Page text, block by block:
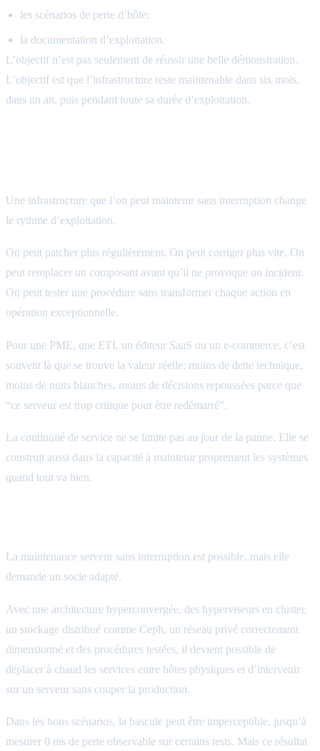
les scénarios de perte d’hôte;
la documentation d’exploitation.
L’objectif n’est pas seulement de réussir une belle démonstration.
L’objectif est que l’infrastructure reste maintenable dans six mois,
dans un an, puis pendant toute sa durée d’exploitation.
Une infrastructure que l’on peut maintenir sans interruption change
le rythme d’exploitation.
On peut patcher plus régulièrement. On peut corriger plus vite. On
peut remplacer un composant avant qu’il ne provoque un incident.
On peut tester une procédure sans transformer chaque action en
opération exceptionnelle.
Pour une PME, une ETI, un éditeur SaaS ou un e-commerce, c’est
souvent là que se trouve la valeur réelle: moins de dette technique,
moins de nuits blanches, moins de décisions repoussées parce que
“ce serveur est trop critique pour être redémarré”.
La continuité de service ne se limite pas au jour de la panne. Elle se
construit aussi dans la capacité à maintenir proprement les systèmes
quand tout va bien.
La maintenance serveur sans interruption est possible, mais elle
demande un socle adapté.
Avec une architecture hyperconvergée, des hyperviseurs en cluster,
un stockage distribué comme Ceph, un réseau privé correctement
dimensionné et des procédures testées, il devient possible de
déplacer à chaud les services entre hôtes physiques et d’intervenir
sur un serveur sans couper la production.
Dans les bons scénarios, la bascule peut être imperceptible, jusqu’à
mesurer 0 ms de perte observable sur certains tests. Mais ce résultat